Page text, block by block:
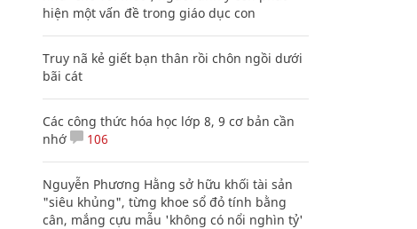
hiện một vấn đề trong giáo dục con
Truy nã kẻ giết bạn thân rồi chôn ngồi dưới
bãi cát
Các công thức hóa học lớp 8, 9 cơ bản cần
nhớ
106
Nguyễn Phương Hằng sở hữu khối tài sản
"siêu khủng", từng khoe sổ đỏ tính bằng
cân, mắng cựu mẫu 'không có nổi nghìn tỷ'